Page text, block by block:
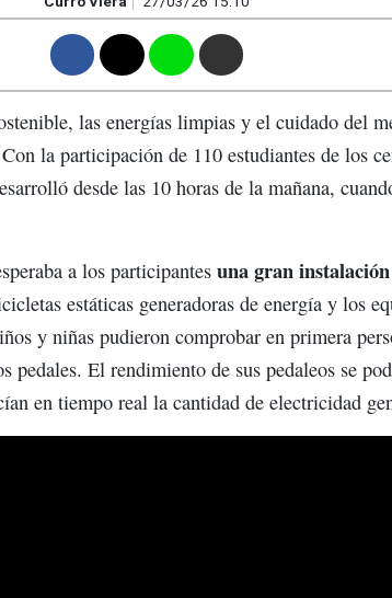
las energías limpias y el cuidado del
la participación de 110 estudiantes de los
desde las 10 horas de la mañana,
a los participantes una gran
estáticas generadoras de energía y los
y niñas pudieron comprobar en primera
pedales. El rendimiento de sus pedaleos se
en tiempo real la cantidad de electricidad